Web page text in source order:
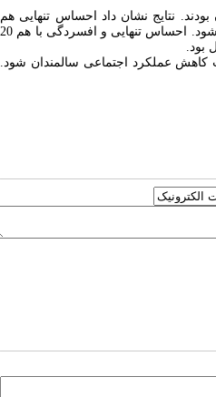
درصد شرکت‌کنندگان مرد و بقیه زن بودند. نتایج نشان داد احساس تنهایی هم
به‌طور مستقیم (0/199=P<0/01, ‌β) و هم با میانجی افسردگی (‌‌β=0/183 ,P<0/001) می‌تواند موجب عملکرد اجتماعی ضعیف شود. احساس تنهایی و افسردگی با هم 20
کاهش عملکرد اجتماعی سالمندان شود.